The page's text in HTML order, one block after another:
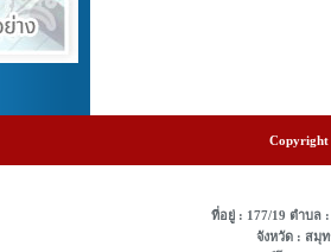
Copyright
ที่อยู่ : 177/19 ตําบล
จังหวัด : สมุ